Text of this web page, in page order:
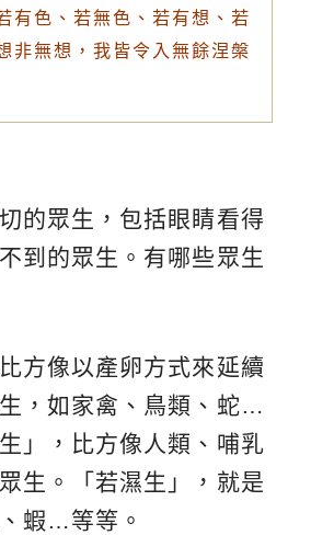
有色、若無色、若有想、若
非無想，我皆令入無餘涅槃
的眾生，包括眼睛看得
到的眾生。有哪些眾生
方像以產卵方式來延續
，如家禽、鳥類、蛇…
」，比方像人類、哺乳
生。「若濕生」，就是
蝦…等等。